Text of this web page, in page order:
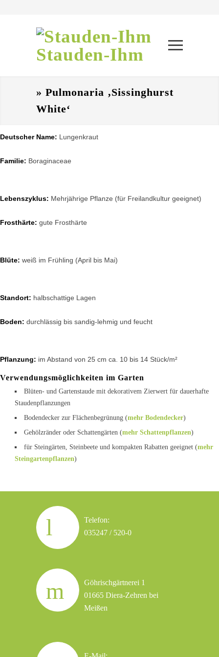
Stauden-Ihm
» Pulmonaria ‚Sissinghurst
White‘
Deutscher Name: Lungenkraut
Familie: Boraginaceae
Lebenszyklus: Mehrjährige Pflanze (für Freilandkultur geeignet)
Frosthärte: gute Frosthärte
Blüte: weiß im Frühling (April bis Mai)
Standort: halbschattige Lagen
Boden: durchlässig bis sandig-lehmig und feucht
Pflanzung: im Abstand von 25 cm ca. 10 bis 14 Stück/m²
Verwendungsmöglichkeiten im Garten
Blüten- und Gartenstaude mit dekorativem Zierwert für dauerhafte
Staudenpflanzungen
Bodendecker zur Flächenbegrünung (mehr Bodendecker)
Gehölzränder oder Schattengärten (mehr Schattenpflanzen)
für Steingärten, Steinbeete und kompakten Rabatten geeignet (mehr
Steingartenpflanzen)
Telefon:
035247 / 520-0
Göhrischgärtnerei 1
01665 Diera-Zehren bei
Meißen